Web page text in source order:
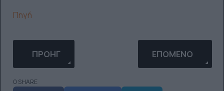
Πηγή
ΠΡΟΗΓΟΎΜΕΝΟ ΆΡΘΡΟ: ΑΝ ΨΆΧΝΕΙΣ ΚΆΤΙ
ΠΡΟΗΓ ΕΠΌΜΕΝΟ ΆΡΘΡΟ:
ΕΠΌΜΕΝΟ
0 SHARE